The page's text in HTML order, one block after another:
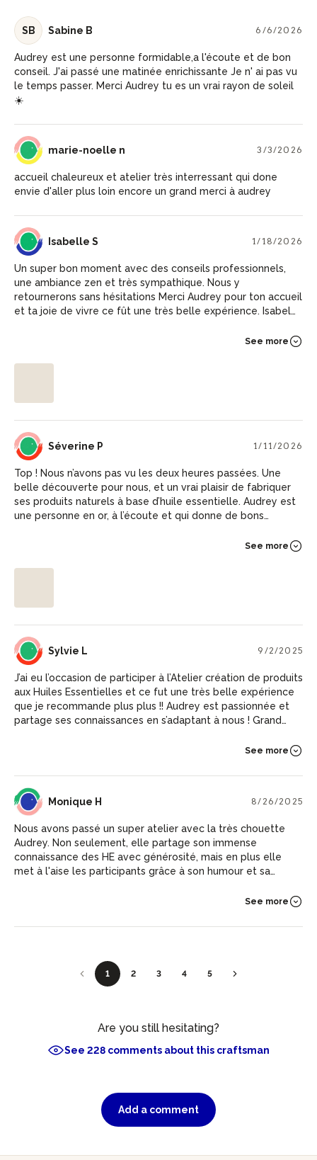
SB Sabine B 6/6/2026
Audrey est une personne formidable,a l'écoute et de bon
conseil. J'ai passé une matinée enrichissante Je n' ai pas vu
le temps passer. Merci Audrey tu es un vrai rayon de soleil
☀️
MN marie-noelle n 3/3/2026
accueil chaleureux et atelier très interressant qui done
envie d'aller plus loin encore un grand merci à audrey
IS Isabelle S 1/18/2026
Un super bon moment avec des conseils professionnels,
une ambiance zen et très sympathique. Nous y
retournerons sans hésitations Merci Audrey pour ton accueil
et ta joie de vivre ce fût une très belle expérience. Isabelle
See more
SP Séverine P 1/11/2026
Top ! Nous n’avons pas vu les deux heures passées. Une
belle découverte pour nous, et un vrai plaisir de fabriquer
ses produits naturels à base d’huile essentielle. Audrey est
une personne en or, à l’écoute et qui donne de bons
See more
SL Sylvie L 9/2/2025
J’ai eu l’occasion de participer à l’Atelier création de produits
aux Huiles Essentielles et ce fut une très belle expérience
que je recommande plus plus !! Audrey est passionnée et
partage ses connaissances en s’adaptant à nous ! Grand
See more
MH Monique H 8/26/2025
Nous avons passé un super atelier avec la très chouette
Audrey. Non seulement, elle partage son immense
connaissance des HE avec générosité, mais en plus elle
met à l'aise les participants grâce à son humour et sa
cosmétiques et surtout avec la prise de conscienceSee more
1 2 3 4 5
Are you still hesitating?
See 228 comments about this craftsman
Add a comment